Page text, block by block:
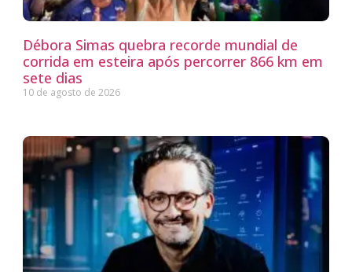
Débora Simas quebra recorde mundial de
corrida em esteira após percorrer 866 km em
sete dias
10 de agosto de 2026